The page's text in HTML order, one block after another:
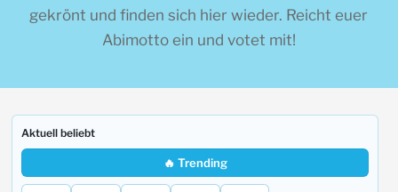
gekrönt und finden sich hier wieder. Reicht euer
Abimotto ein und votet mit!
Aktuell beliebt
🔥 Trending